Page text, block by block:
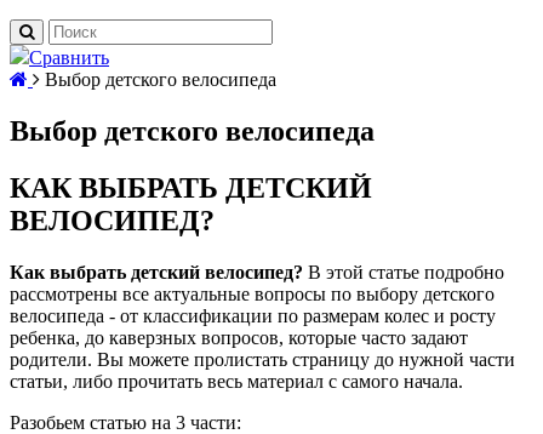
Сравнить
Выбор детского велосипеда
Выбор детского велосипеда
КАК ВЫБРАТЬ ДЕТСКИЙ
ВЕЛОСИПЕД?
Как выбрать детский велосипед? В этой статье подробно
рассмотрены все актуальные вопросы по выбору детского
велосипеда - от классификации по размерам колес и росту
ребенка, до каверзных вопросов, которые часто задают
родители. Вы можете пролистать страницу до нужной части
статьи, либо прочитать весь материал с самого начала.
Разобьем статью на 3 части: